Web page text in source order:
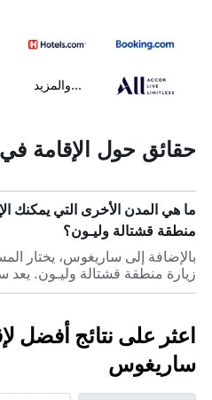
...والمزيد
حقائق حول الإقامة
ما هي المدن الأخرى التي يمكنك
منطقة قشتالة وليـون؟
بالإضافة إلى ساريغوس، يختار
زيارة منطقة قشتالة وليـون. يعد
اعثر على نتائج أفضل
ساريغوس